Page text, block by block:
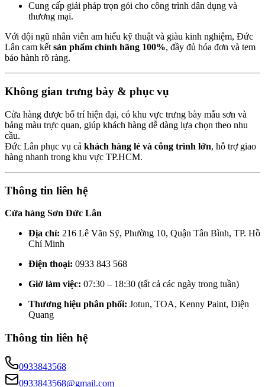
Cung cấp giải pháp trọn gói cho công trình dân dụng và
thương mại.
Với đội ngũ nhân viên am hiểu kỹ thuật và giàu kinh nghiệm, Đức
Lân cam kếtsản phẩm chính hãng 100%, đầy đủ hóa đơn và tem
bảo hành rõ ràng.
Không gian trưng bày & phục vụ
Cửa hàng được bố trí hiện đại, có khu vực trưng bày mẫu sơn và
bảng màu trực quan, giúp khách hàng dễ dàng lựa chọn theo nhu
cầu.
Đức Lân phục vụ cả khách hàng lẻ và công trình lớn, hỗ trợ giao
hàng nhanh trong khu vực TP.HCM.
Thông tin liên hệ
Cửa hàng Sơn Đức Lân
Địa chỉ: 216 Lê Văn Sỹ, Phường 10, Quận Tân Bình, TP. Hồ
Chí Minh
Điện thoại: 0933 843 568
Giờ làm việc: 07:30 – 18:30 (tất cả các ngày trong tuần)
Thương hiệu phân phối: Jotun, TOA, Kenny Paint, Điện
Quang
Thông tin liên hệ
0933843568
0933843568@gmail.com